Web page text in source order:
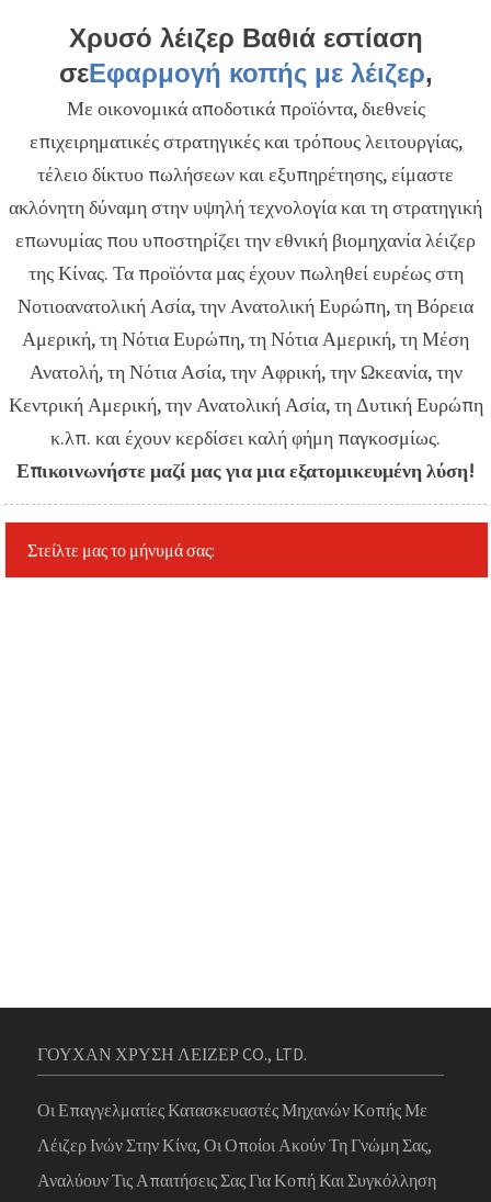
Χρυσό λέιζερ Βαθιά εστίαση
σεΕφαρμογή κοπής με λέιζερ,
Με οικονομικά αποδοτικά προϊόντα, διεθνείς
επιχειρηματικές στρατηγικές και τρόπους λειτουργίας,
τέλειο δίκτυο πωλήσεων και εξυπηρέτησης, είμαστε
ακλόνητη δύναμη στην υψηλή τεχνολογία και τη στρατηγική
επωνυμίας που υποστηρίζει την εθνική βιομηχανία λέιζερ
της Κίνας. Τα προϊόντα μας έχουν πωληθεί ευρέως στη
Νοτιοανατολική Ασία, την Ανατολική Ευρώπη, τη Βόρεια
Αμερική, τη Νότια Ευρώπη, τη Νότια Αμερική, τη Μέση
Ανατολή, τη Νότια Ασία, την Αφρική, την Ωκεανία, την
Κεντρική Αμερική, την Ανατολική Ασία, τη Δυτική Ευρώπη
κ.λπ. και έχουν κερδίσει καλή φήμη παγκοσμίως.
Επικοινωνήστε μαζί μας για μια εξατομικευμένη λύση!
Στείλτε μας το μήνυμά σας:
ΓΟΥΧΑΝ ΧΡΥΣΗ ΛΕΙΖΕΡ CO., LTD.
Οι Επαγγελματίες Κατασκευαστές Μηχανών Κοπής Με
Λέιζερ Ινών Στην Κίνα, Οι Οποίοι Ακούν Τη Γνώμη Σας,
Αναλύουν Τις Απαιτήσεις Σας Για Κοπή Και Συγκόλληση